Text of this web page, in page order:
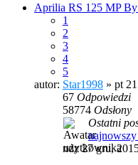
Aprilia RS 125 MP
1
2
3
4
5
autor: Star1998 » pt
67 Odpowiedzi
58774 Odsłony
Ostatni
ndz 27 gru,